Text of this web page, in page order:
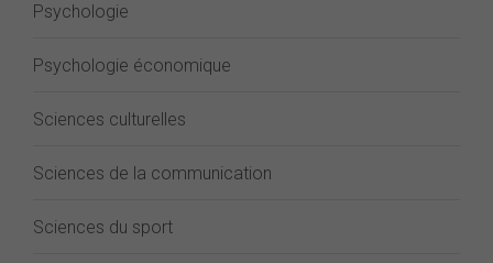
Psychologie
Psychologie économique
Sciences culturelles
Sciences de la communication
Sciences du sport